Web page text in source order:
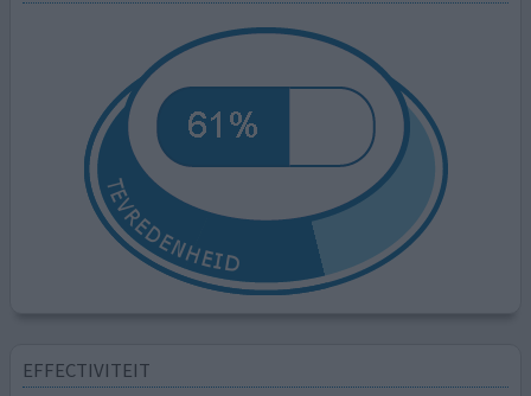
EFFECTIVITEIT